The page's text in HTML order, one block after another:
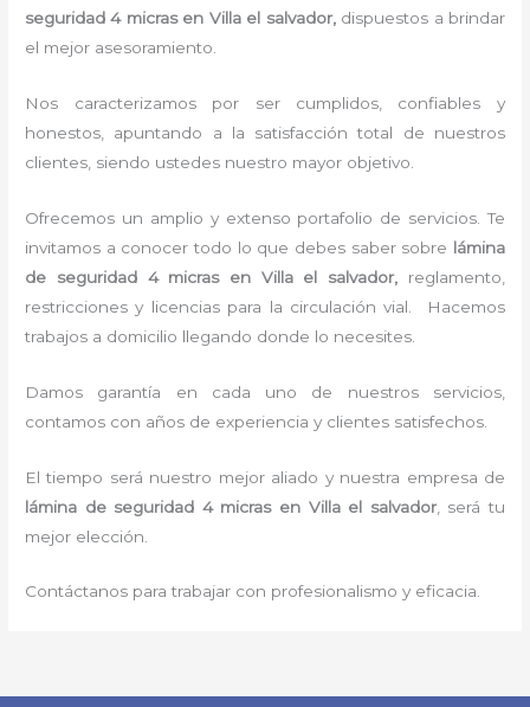
seguridad 4 micras en Villa el salvador, dispuestos a brindar
el mejor asesoramiento.
Nos caracterizamos por ser cumplidos, confiables y
honestos, apuntando a la satisfacción total de nuestros
clientes, siendo ustedes nuestro mayor objetivo.
Ofrecemos un amplio y extenso portafolio de servicios. Te
invitamos a conocer todo lo que debes saber sobre lámina
de seguridad 4 micras
en Villa el salvador, reglamento,
restricciones y licencias para la circulación vial. Hacemos
trabajos a domicilio llegando donde lo necesites.
Damos garantía en cada uno de nuestros servicios,
contamos con años de experiencia y clientes satisfechos.
El tiempo será nuestro mejor aliado y nuestra empresa de
lámina de seguridad 4 micras en Villa el salvador, será tu
mejor elección.
Contáctanos para trabajar con profesionalismo y eficacia.